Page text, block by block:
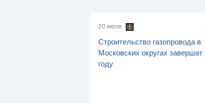
20 июля
Строительство газопровода в
Московских округах завершат
году